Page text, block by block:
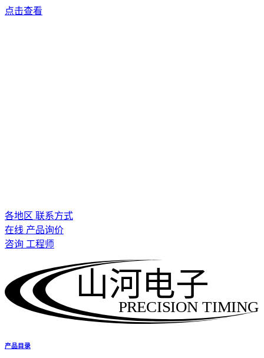
点击查看
各地区 联系方式
在线 产品询价
咨询 工程师
PRECISION TIMING
山河电子
产品目录